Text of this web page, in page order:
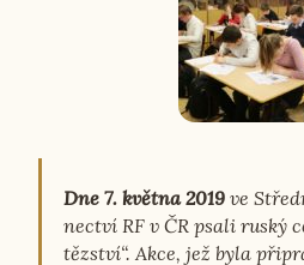
Dne 7. května 2019 ve
nec­tví RF v ČR psali
těz­ství“. Akce, jež byla